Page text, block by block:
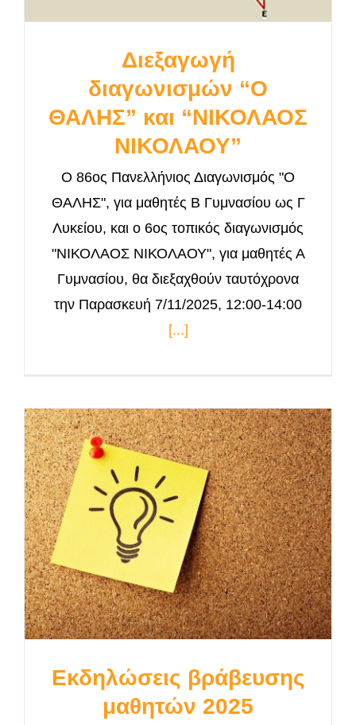
Διεξαγωγή
διαγωνισμών “Ο
ΘΑΛΗΣ” και “ΝΙΚΟΛΑΟΣ
ΝΙΚΟΛΑΟΥ”
Ο 86ος Πανελλήνιος Διαγωνισμός "Ο
ΘΑΛΗΣ", για μαθητές Β Γυμνασίου ως Γ
Λυκείου, και ο 6ος τοπικός διαγωνισμός
"ΝΙΚΟΛΑΟΣ ΝΙΚΟΛΑΟΥ", για μαθητές Α
Γυμνασίου, θα διεξαχθούν ταυτόχρονα
την Παρασκευή 7/11/2025, 12:00-14:00
[...]
Εκδηλώσεις βράβευσης
μαθητών 2025